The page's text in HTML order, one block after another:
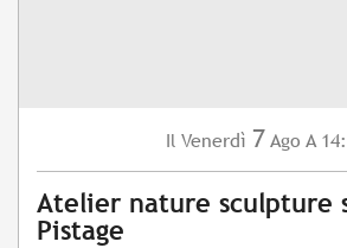
Il Venerdì 7 Ago A
Atelier nature sculpture
Pistage